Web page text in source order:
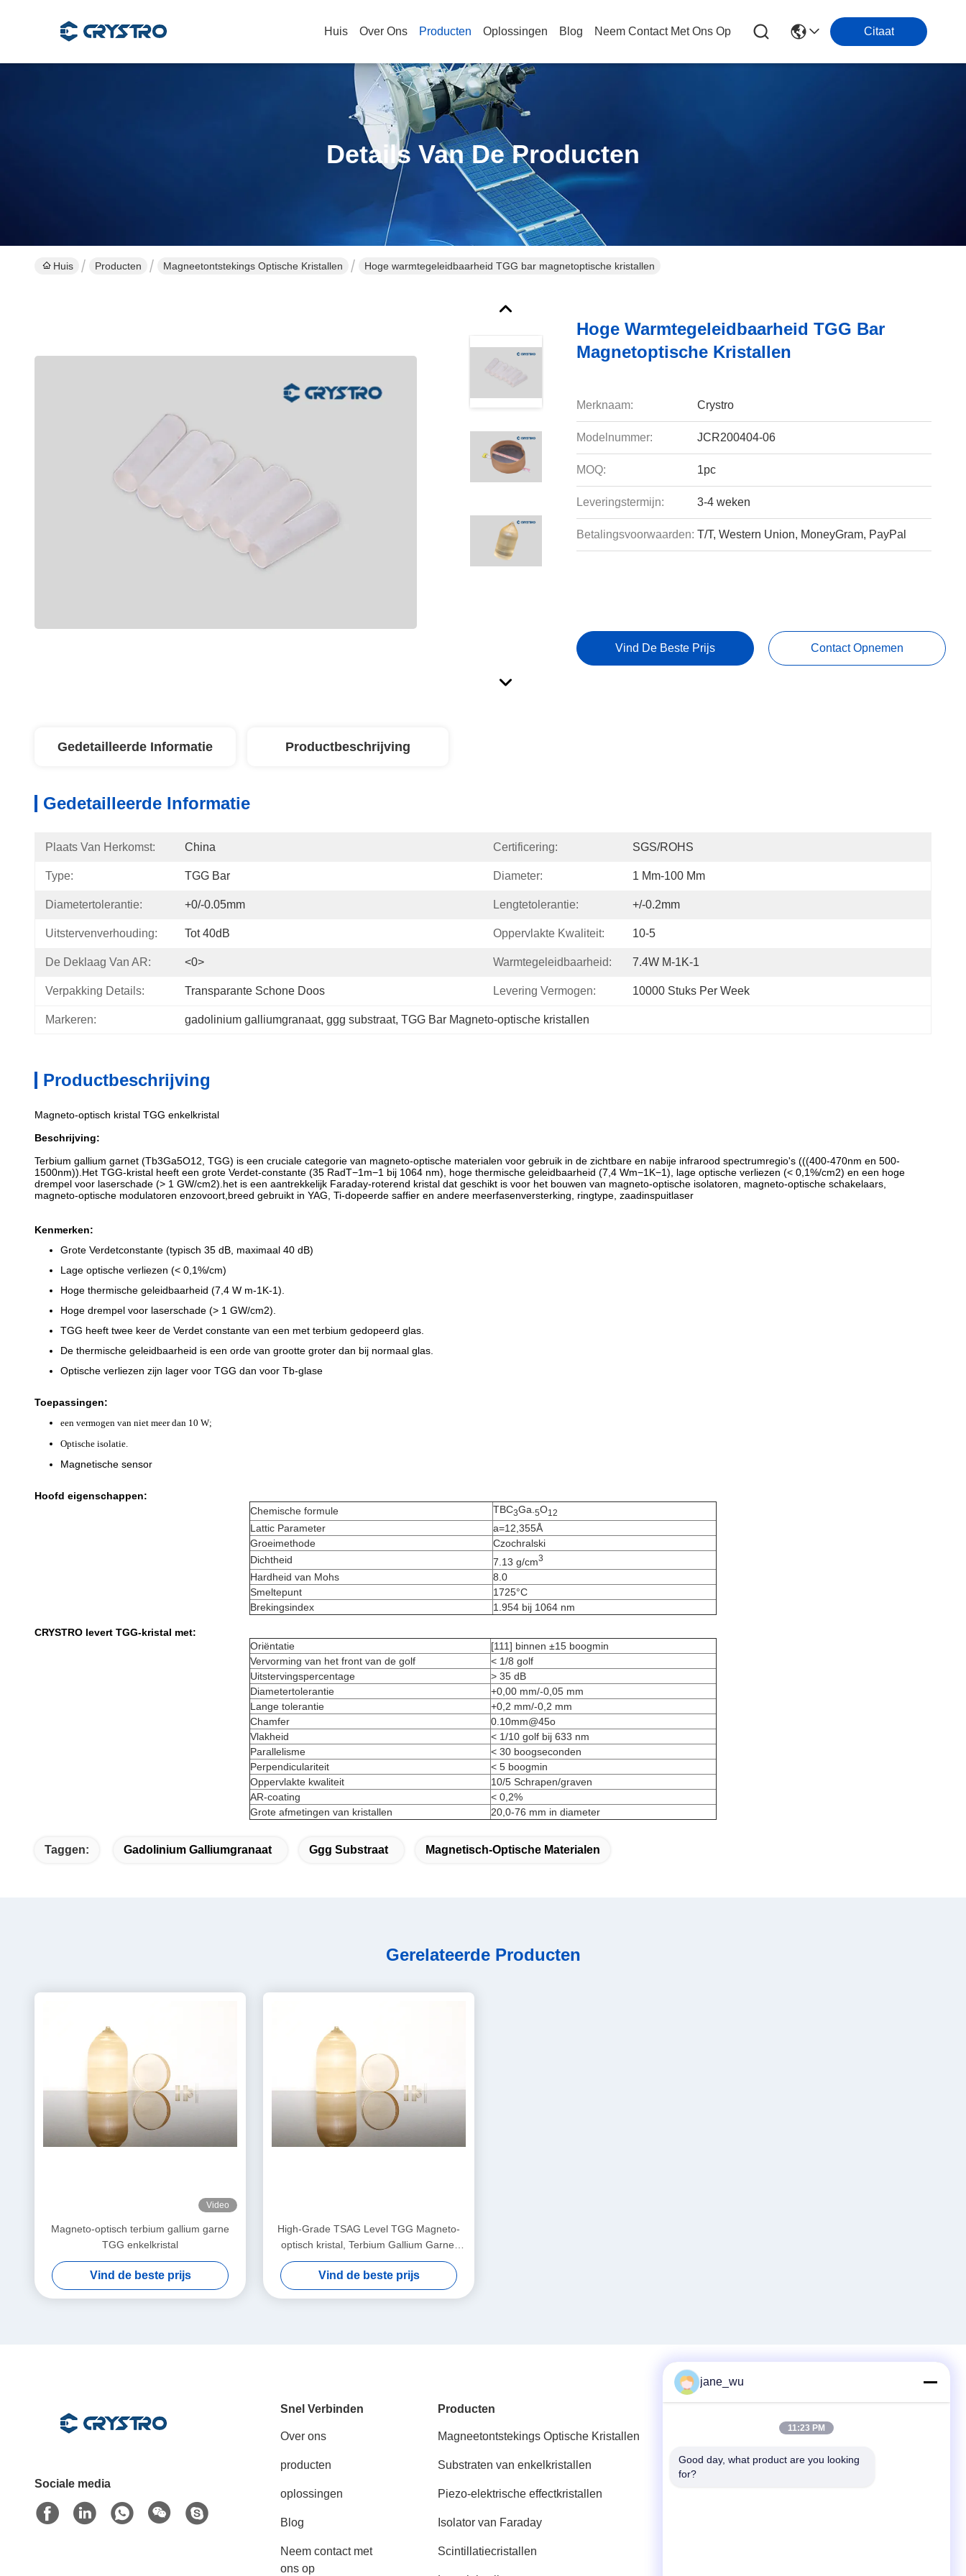
Huis Over Ons Producten Oplossingen Blog Neem Contact Met Ons Op Citaat
Details Van De Producten
Huis Producten Magneetontstekings Optische Kristallen Hoge warmtegeleidbaarheid TGG bar magnetoptische kristallen
Hoge Warmtegeleidbaarheid TGG Bar
Magnetoptische Kristallen
Merknaam: Crystro
Modelnummer: JCR200404-06
MOQ: 1pc
Leveringstermijn: 3-4 weken
Betalingsvoorwaarden: T/T, Western Union, MoneyGram, PayPal
Vind De Beste Prijs Contact Opnemen
Gedetailleerde Informatie Productbeschrijving
Gedetailleerde Informatie
Plaats Van Herkomst: China Certificering: SGS/ROHS
Type: TGG Bar Diameter: 1 Mm-100 Mm
Diametertolerantie: +0/-0.05mm Lengtetolerantie: +/-0.2mm
Uitstervenverhouding: Tot 40dB Oppervlakte Kwaliteit: 10-5
De Deklaag Van AR: <0> Warmtegeleidbaarheid: 7.4W M-1K-1
Verpakking Details: Transparante Schone Doos Levering Vermogen: 10000 Stuks Per Week
Markeren: gadolinium galliumgranaat, ggg substraat, TGG Bar Magneto-optische kristallen
Productbeschrijving
Magneto-optisch kristal TGG enkelkristal
Beschrijving:
Terbium gallium garnet (Tb3Ga5O12, TGG) is een cruciale categorie van magneto-optische materialen voor gebruik in de zichtbare en nabije infrarood spectrumregio's (((400-470nm en 500-
1500nm)).Het TGG-kristal heeft een grote Verdet-constante (35 RadT−1m−1 bij 1064 nm), hoge thermische geleidbaarheid (7,4 Wm−1K−1), lage optische verliezen (< 0,1%/cm2) en een hoge
drempel voor laserschade (> 1 GW/cm2).het is een aantrekkelijk Faraday-roterend kristal dat geschikt is voor het bouwen van magneto-optische isolatoren, magneto-optische schakelaars,
magneto-optische modulatoren enzovoort,breed gebruikt in YAG, Ti-dopeerde saffier en andere meerfasenversterking, ringtype, zaadinspuitlaser
Kenmerken:
Grote Verdetconstante (typisch 35 dB, maximaal 40 dB)
Lage optische verliezen (< 0,1%/cm)
Hoge thermische geleidbaarheid (7,4 W m-1K-1).
Hoge drempel voor laserschade (> 1 GW/cm2).
TGG heeft twee keer de Verdet constante van een met terbium gedopeerd glas.
De thermische geleidbaarheid is een orde van grootte groter dan bij normaal glas.
Optische verliezen zijn lager voor TGG dan voor Tb-glase
Toepassingen:
een vermogen van niet meer dan 10 W;
Optische isolatie.
Magnetische sensor
Hoofd eigenschappen:
Chemische formule
TBC3Ga. 5O12
Lattic Parameter
a=12,355Å
Groeimethode
Czochralski
Dichtheid
7.13 g/cm3
Hardheid van Mohs
8.0
Smeltepunt
1725°C
Brekingsindex
1.954 bij 1064 nm
CRYSTRO levert TGG-kristal met:
Oriëntatie
[111] binnen ±15 boogmin
Vervorming van het front van de golf
< 1/8 golf
Uitstervingspercentage
> 35 dB
Diametertolerantie
+0,00 mm/-0,05 mm
Lange tolerantie
+0,2 mm/-0,2 mm
Chamfer
0.10mm@45o
Vlakheid
< 1/10 golf bij 633 nm
Parallelisme
< 30 boogseconden
Perpendiculariteit
< 5 boogmin
Oppervlakte kwaliteit
10/5 Schrapen/graven
AR-coating
< 0,2%
Grote afmetingen van kristallen
20,0-76 mm in diameter
Taggen: Gadolinium Galliumgranaat Ggg Substraat Magnetisch-Optische Materialen
Gerelateerde Producten
Video
Magneto-optisch terbium gallium garne
TGG enkelkristal
Vind de beste prijs
High-Grade TSAG Level TGG Magneto-
optisch kristal, Terbium Gallium Garnet
voor Faraday Isolators & Rotators,
400~1100nm Transmissie
Vind de beste prijs
Sociale media
Snel Verbinden
Over ons
producten
oplossingen
Blog
Neem contact met
ons op
Producten
Magneetontstekings Optische Kristallen
Substraten van enkelkristallen
Piezo-elektrische effectkristallen
Isolator van Faraday
Scintillatiecristallen
86-0551-63840886
jane_wu
11:23 PM
Good day, what product are you looking
for?